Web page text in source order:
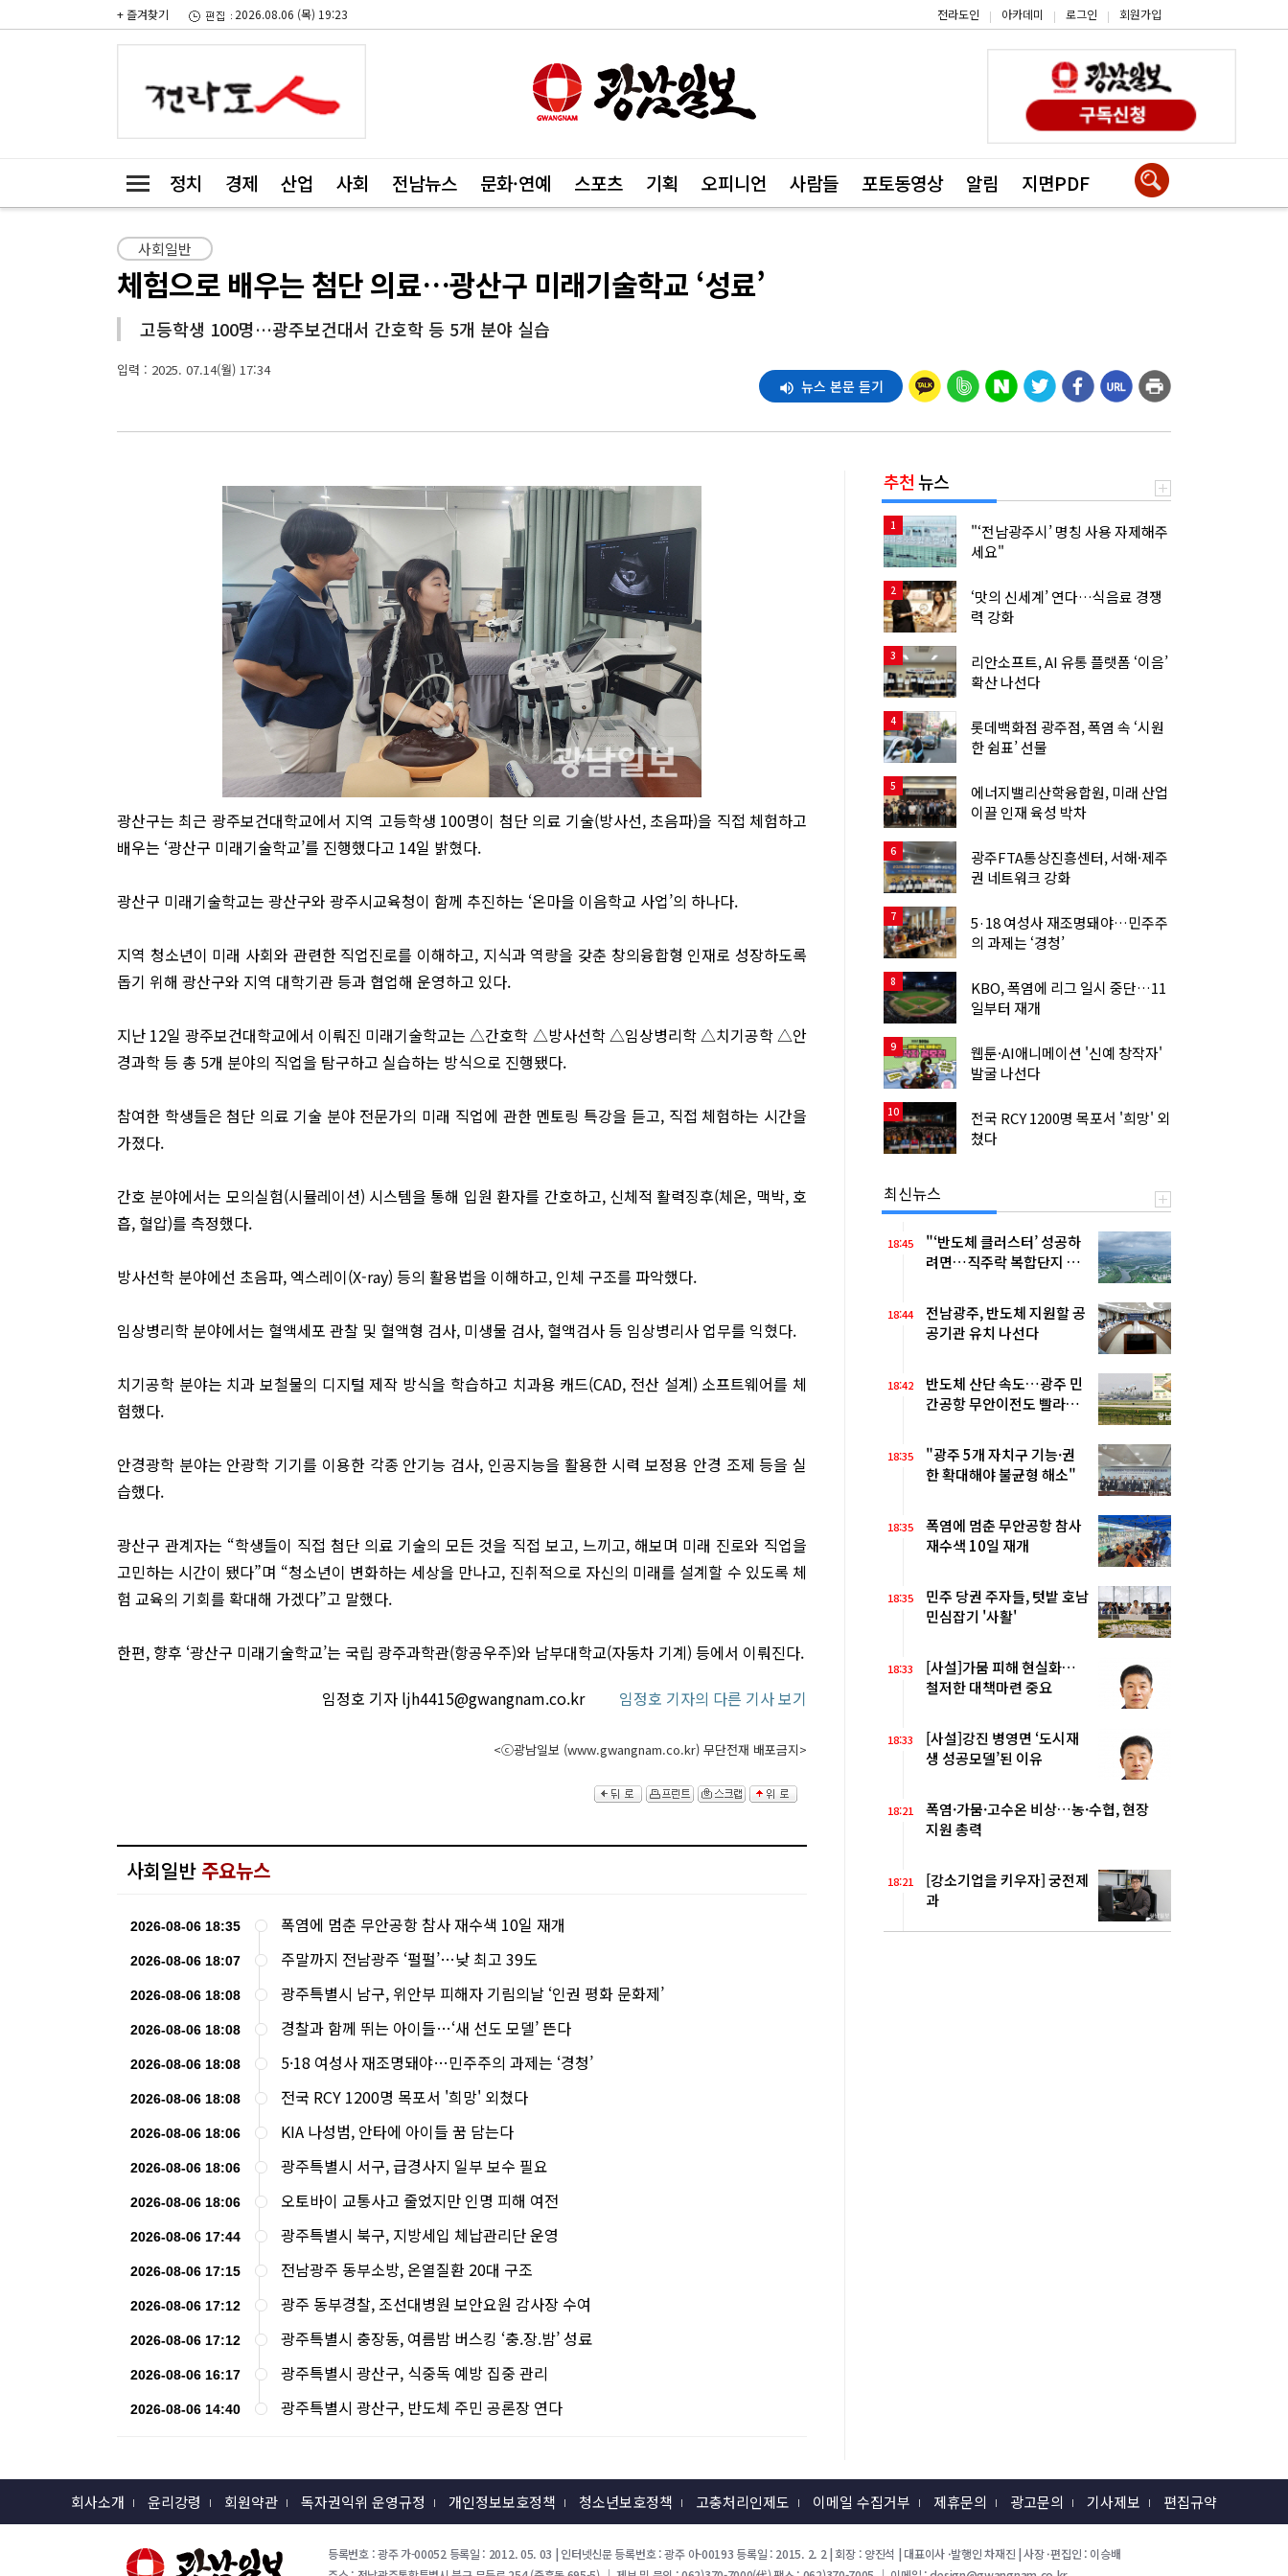
+ 즐겨찾기 2026.08.06 (목) 19:23 전라도인 | 아카데미 | 로그인 | 회원가입
정치 경제 산업 사회 전남뉴스 문화·연예 스포츠 기획 오피니언 사람들 포토동영상 알림 지면PDF
사회일반
체험으로 배우는 첨단 의료…광산구 미래기술학교 ‘성료’
고등학생 100명…광주보건대서 간호학 등 5개 분야 실습
입력 : 2025. 07.14(월) 17:34
뉴스 본문 듣기
광산구는 최근 광주보건대학교에서 지역 고등학생 100명이 첨단 의료 기술(방사선, 초음파)을 직접 체험하고
배우는 ‘광산구 미래기술학교’를 진행했다고 14일 밝혔다.
광산구 미래기술학교는 광산구와 광주시교육청이 함께 추진하는 ‘온마을 이음학교 사업’의 하나다.
지역 청소년이 미래 사회와 관련한 직업진로를 이해하고, 지식과 역량을 갖춘 창의융합형 인재로 성장하도록
돕기 위해 광산구와 지역 대학기관 등과 협업해 운영하고 있다.
지난 12일 광주보건대학교에서 이뤄진 미래기술학교는 △간호학 △방사선학 △임상병리학 △치기공학 △안
경과학 등 총 5개 분야의 직업을 탐구하고 실습하는 방식으로 진행됐다.
참여한 학생들은 첨단 의료 기술 분야 전문가의 미래 직업에 관한 멘토링 특강을 듣고, 직접 체험하는 시간을
가졌다.
간호 분야에서는 모의실험(시뮬레이션) 시스템을 통해 입원 환자를 간호하고, 신체적 활력징후(체온, 맥박, 호
흡, 혈압)를 측정했다.
방사선학 분야에선 초음파, 엑스레이(X-ray) 등의 활용법을 이해하고, 인체 구조를 파악했다.
임상병리학 분야에서는 혈액세포 관찰 및 혈액형 검사, 미생물 검사, 혈액검사 등 임상병리사 업무를 익혔다.
치기공학 분야는 치과 보철물의 디지털 제작 방식을 학습하고 치과용 캐드(CAD, 전산 설계) 소프트웨어를 체
험했다.
안경광학 분야는 안광학 기기를 이용한 각종 안기능 검사, 인공지능을 활용한 시력 보정용 안경 조제 등을 실
습했다.
광산구 관계자는 “학생들이 직접 첨단 의료 기술의 모든 것을 직접 보고, 느끼고, 해보며 미래 진로와 직업을
고민하는 시간이 됐다”며 “청소년이 변화하는 세상을 만나고, 진취적으로 자신의 미래를 설계할 수 있도록 체
험 교육의 기회를 확대해 가겠다”고 말했다.
한편, 향후 ‘광산구 미래기술학교’는 국립 광주과학관(항공우주)와 남부대학교(자동차 기계) 등에서 이뤄진다.
임정호 기자 ljh4415@gwangnam.co.kr
임정호 기자의 다른 기사 보기
<ⓒ광남일보 (www.gwangnam.co.kr) 무단전재 배포금지>
사회일반 주요뉴스
2026-08-06 18:35 폭염에 멈춘 무안공항 참사 재수색 10일 재개
2026-08-06 18:07 주말까지 전남광주 ‘펄펄’…낮 최고 39도
2026-08-06 18:08 광주특별시 남구, 위안부 피해자 기림의날 ‘인권 평화 문화제’
2026-08-06 18:08 경찰과 함께 뛰는 아이들…‘새 선도 모델’ 뜬다
2026-08-06 18:08 5·18 여성사 재조명돼야…민주주의 과제는 ‘경청’
2026-08-06 18:08 전국 RCY 1200명 목포서 '희망' 외쳤다
2026-08-06 18:06 KIA 나성범, 안타에 아이들 꿈 담는다
2026-08-06 18:06 광주특별시 서구, 급경사지 일부 보수 필요
2026-08-06 18:06 오토바이 교통사고 줄었지만 인명 피해 여전
2026-08-06 17:44 광주특별시 북구, 지방세입 체납관리단 운영
2026-08-06 17:15 전남광주 동부소방, 온열질환 20대 구조
2026-08-06 17:12 광주 동부경찰, 조선대병원 보안요원 감사장 수여
2026-08-06 17:12 광주특별시 충장동, 여름밤 버스킹 ‘충.장.밤’ 성료
2026-08-06 16:17 광주특별시 광산구, 식중독 예방 집중 관리
2026-08-06 14:40 광주특별시 광산구, 반도체 주민 공론장 연다
추천뉴스
1
"‘전남광주시’ 명칭 사용 자제해주
세요"
2
‘맛의 신세계’ 연다…식음료 경쟁
력 강화
3
리안소프트, AI 유통 플랫폼 ‘이음’
확산 나선다
4
롯데백화점 광주점, 폭염 속 ‘시원
한 쉼표’ 선물
5
에너지밸리산학융합원, 미래 산업
이끌 인재 육성 박차
6
광주FTA통상진흥센터, 서해·제주
권 네트워크 강화
7
5·18 여성사 재조명돼야…민주주
의 과제는 ‘경청’
8
KBO, 폭염에 리그 일시 중단…11
일부터 재개
9
웹툰·AI애니메이션 '신예 창작자'
발굴 나선다
10
전국 RCY 1200명 목포서 '희망' 외
쳤다
최신뉴스
18:45
"‘반도체 클러스터’ 성공하
려면…직주락 복합단지 구
18:44
전남광주, 반도체 지원할 공
공기관 유치 나선다
18:42
반도체 산단 속도…광주 민
간공항 무안이전도 빨라질
18:35
"광주 5개 자치구 기능·권
한 확대해야 불균형 해소"
18:35
폭염에 멈춘 무안공항 참사
재수색 10일 재개
18:35
민주 당권 주자들, 텃밭 호남
민심잡기 '사활'
18:33
[사설]가뭄 피해 현실화…
철저한 대책마련 중요
18:33
[사설]강진 병영면 ‘도시재
생 성공모델’된 이유
18:21
폭염·가뭄·고수온 비상…농·수협, 현장
지원 총력
18:21
[강소기업을 키우자] 궁전제
과
회사소개 윤리강령 회원약관 독자권익위 운영규정 개인정보보호정책 청소년보호정책 고충처리인제도 이메일 수집거부 제휴문의 광고문의 기사제보 편집규약
등록번호 : 광주 가-00052 등록일 : 2012. 05. 03 | 인터넷신문 등록번호 : 광주 아-00193 등록일 : 2015. 2. 2 | 회장 : 양진석 | 대표이사 ·발행인 차재진 | 사장 ·편집인 : 이승배